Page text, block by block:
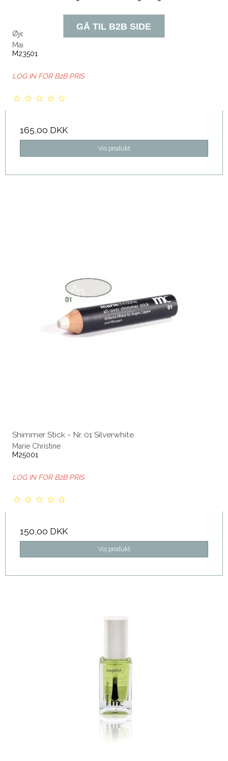
Øjenbrynspudder - Nr. 01 Anthrazit
Marie Christine
M23501
LOG IN FOR B2B PRIS
165,00 DKK
Vis produkt
Shimmer Stick - Nr. 01 Silverwhite
Marie Christine
M25001
LOG IN FOR B2B PRIS
150,00 DKK
Vis produkt